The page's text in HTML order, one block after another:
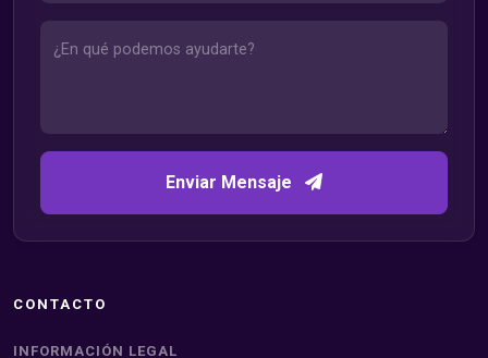
Enviar Mensaje
CONTACTO
INFORMACIÓN LEGAL